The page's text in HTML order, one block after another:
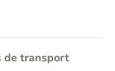
de transport